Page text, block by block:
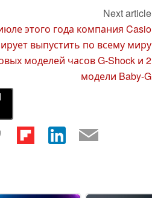
Next article
этого года компания Casio
выпустить по всему миру
моделей часов G-Shock и 2
модели Baby-G